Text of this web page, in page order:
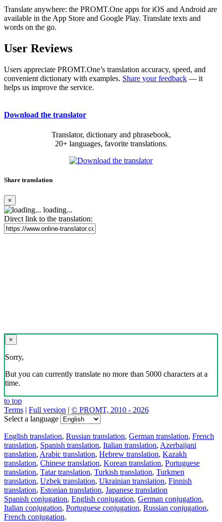
Translate anywhere: the PROMT.One apps for iOS and Android are
available in the App Store and Google Play. Translate texts and
words on the go.
User Reviews
Users appreciate PROMT.One’s translation accuracy, speed, and
convenient dictionary with examples. Share your feedback — it
helps us improve the service.
Download the translator
Translator, dictionary and phrasebook,
20+ languages, favorite translations.
Share translation
×
loading...
Direct link to the translation:
×
Sorry,
But you can currently translate no more than 5000 characters at a
time.
to top
Terms | Full version | © PROMT, 2010 - 2026
Select a language
English translation, Russian translation, German translation, French
translation, Spanish translation, Italian translation, Azerbaijani
translation, Arabic translation, Hebrew translation, Kazakh
translation, Chinese translation, Korean translation, Portuguese
translation, Tatar translation, Turkish translation, Turkmen
translation, Uzbek translation, Ukrainian translation, Finnish
translation, Estonian translation, Japanese translation
Spanish conjugation, English conjugation, German conjugation,
Italian conjugation, Portuguese conjugation, Russian conjugation,
French conjugation.